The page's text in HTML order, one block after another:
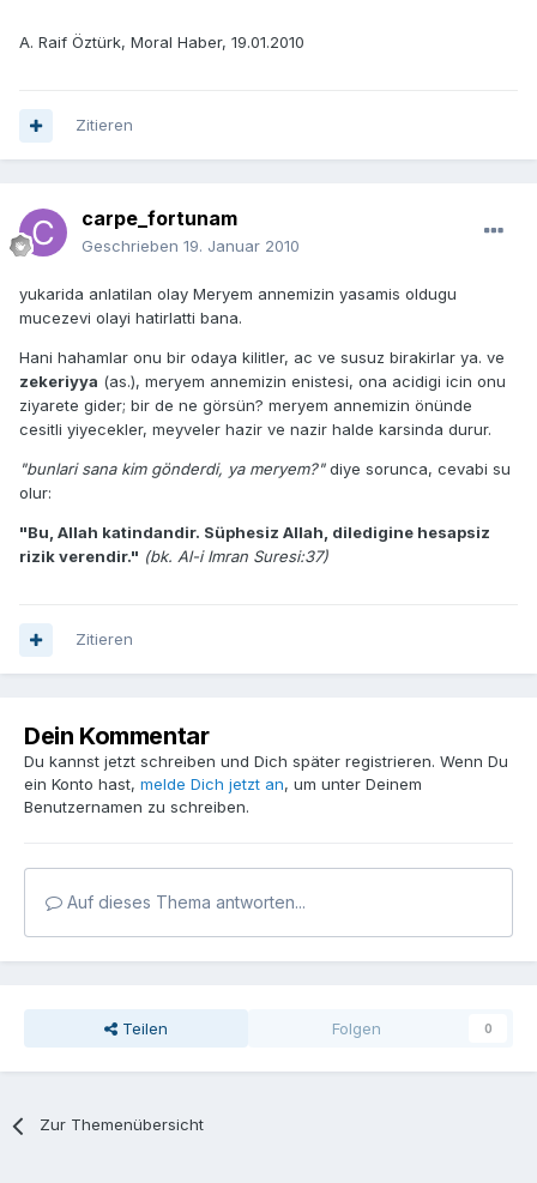
A. Raif Öztürk, Moral Haber, 19.01.2010
Zitieren
carpe_fortunam
Geschrieben 19. Januar 2010
yukarida anlatilan olay Meryem annemizin yasamis oldugu
mucezevi olayi hatirlatti bana.
Hani hahamlar onu bir odaya kilitler, ac ve susuz birakirlar ya. ve
zekeriyya (as.), meryem annemizin enistesi, ona acidigi icin onu
ziyarete gider; bir de ne görsün? meryem annemizin önünde
cesitli yiyecekler, meyveler hazir ve nazir halde karsinda durur.
"bunlari sana kim gönderdi, ya meryem?"diye sorunca, cevabi su
olur:
"Bu, Allah katindandir. Süphesiz Allah, diledigine hesapsiz
rizik verendir." (bk. Al-i Imran Suresi:37)
Zitieren
Dein Kommentar
Du kannst jetzt schreiben und Dich später registrieren. Wenn Du
ein Konto hast, melde Dich jetzt an, um unter Deinem
Benutzernamen zu schreiben.
Auf dieses Thema antworten...
Teilen Folgen 0
Zur Themenübersicht